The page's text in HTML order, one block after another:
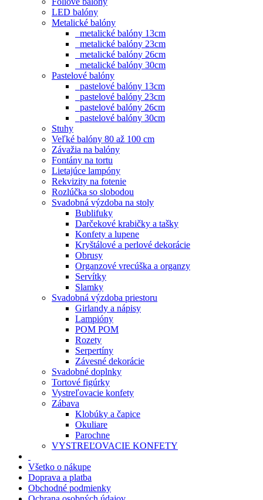
LED balóny
Metalické balóny
metalické balóny 13cm
metalické balóny 23cm
metalické balóny 26cm
metalické balóny 30cm
Pastelové balóny
pastelové balóny 13cm
pastelové balóny 23cm
pastelové balóny 26cm
pastelové balóny 30cm
Stuhy
Veľké balóny 80 až 100 cm
Závažia na balóny
Fontány na tortu
Lietajúce lampóny
Rekvizity na fotenie
Rozlúčka so slobodou
Svadobná výzdoba na stoly
Bublifuky
Darčekové krabičky a tašky
Konfety a lupene
Kryštálové a perlové dekorácie
Obrusy
Organzové vrecúška a organzy
Servítky
Slamky
Svadobná výzdoba priestoru
Girlandy a nápisy
Lampióny
POM POM
Rozety
Serpertíny
Závesné dekorácie
Svadobné doplnky
Tortové figúrky
Vystreľovacie konfety
Zábava
Klobúky a čapice
Okuliare
Parochne
VYSTREĽOVACIE KONFETY
Všetko o nákupe
Doprava a platba
Obchodné podmienky